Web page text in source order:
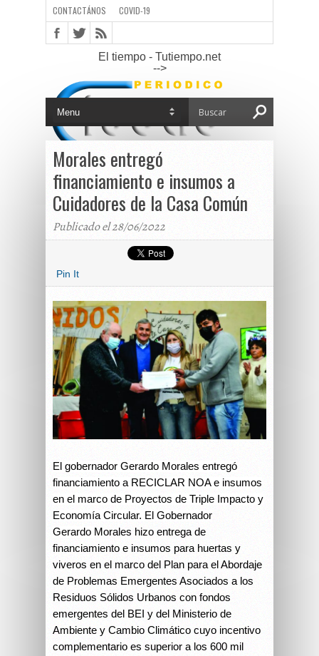
CONTACTÁNOS COVID-19
El tiempo - Tutiempo.net
-->
Morales entregó
financiamiento e insumos a
Cuidadores de la Casa Común
Publicado el 28/06/2022
Pin It
El gobernador Gerardo Morales entregó
financiamiento a RECICLAR NOA e insumos
en el marco de Proyectos de Triple Impacto y
Economía Circular. El Gobernador
Gerardo Morales hizo entrega de
financiamiento e insumos para huertas y
viveros en el marco del Plan para el Abordaje
de Problemas Emergentes Asociados a los
Residuos Sólidos Urbanos con fondos
emergentes del BEI y del Ministerio de
Ambiente y Cambio Climático cuyo incentivo
complementario es superior a los 600 mil